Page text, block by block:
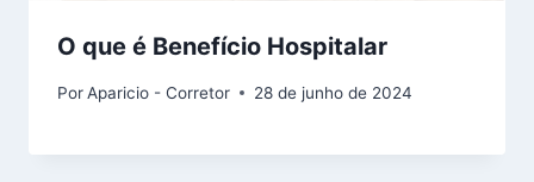
O que é Benefício Hospitalar
PorAparicio - Corretor 28 de junho de 2024